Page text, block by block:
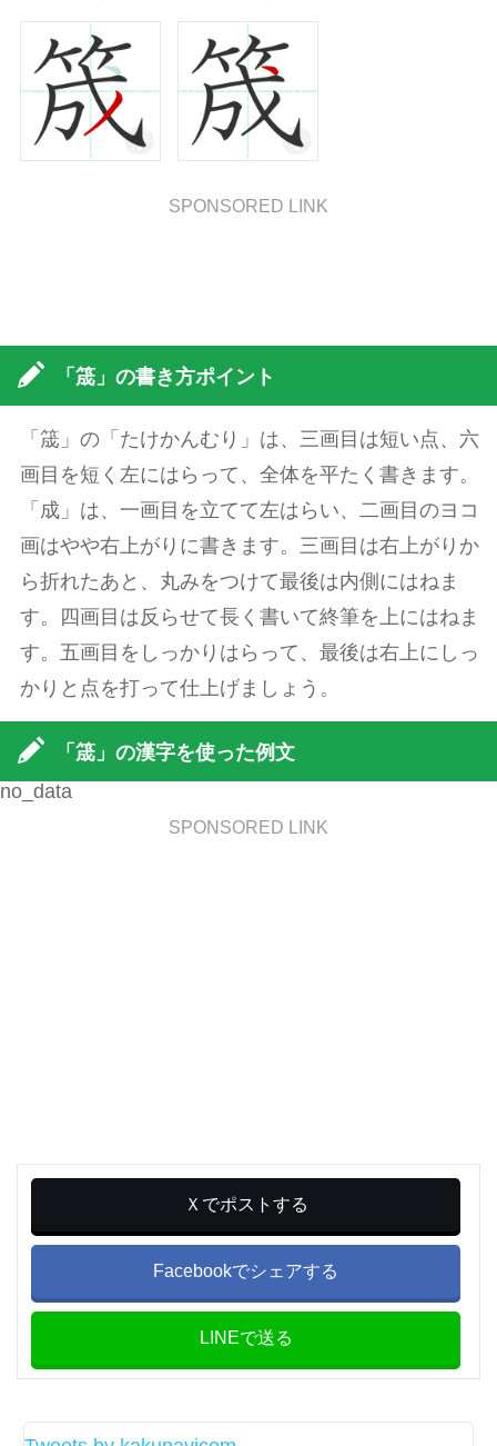
SPONSORED LINK
「筬」の書き方ポイント
「筬」の「たけかんむり」は、三画目は短い点、六
画目を短く左にはらって、全体を平たく書きます。
「成」は、一画目を立てて左はらい、二画目のヨコ
画はやや右上がりに書きます。三画目は右上がりか
ら折れたあと、丸みをつけて最後は内側にはねま
す。四画目は反らせて長く書いて終筆を上にはねま
す。五画目をしっかりはらって、最後は右上にしっ
かりと点を打って仕上げましょう。
「筬」の漢字を使った例文
no_data
SPONSORED LINK
Ｘでポストする
Facebookでシェアする
LINEで送る